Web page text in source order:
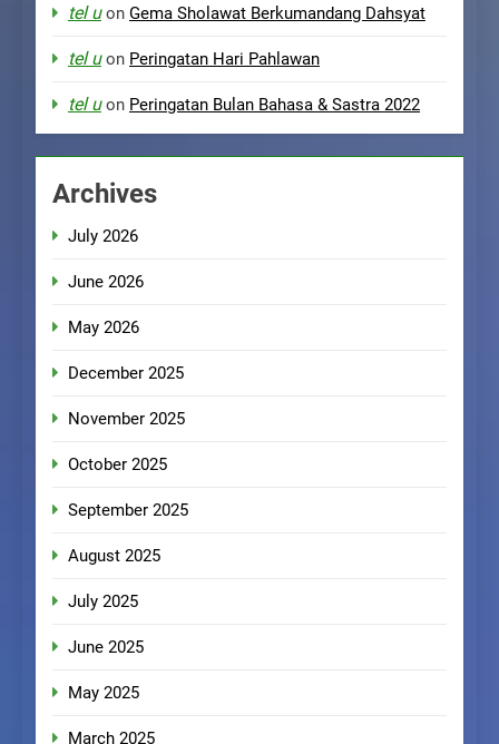
tel uon Gema Sholawat Berkumandang Dahsyat
tel uon Peringatan Hari Pahlawan
tel uon Peringatan Bulan Bahasa & Sastra 2022
Archives
July 2026
June 2026
May 2026
December 2025
November 2025
October 2025
September 2025
August 2025
July 2025
June 2025
May 2025
March 2025